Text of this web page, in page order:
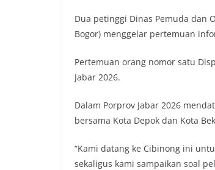
Dua petinggi Dinas Pemuda dan
Bogor) menggelar pertemuan
Pertemuan orang nomor satu
Jabar 2026.
Dalam Porprov Jabar 2026
bersama Kota Depok dan Kota
“Kami datang ke Cibinong ini
sekaligus kami sampaikan soal